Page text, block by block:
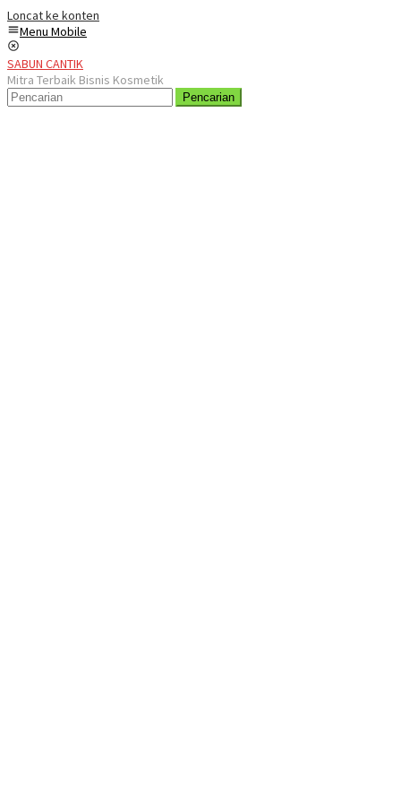
Loncat ke konten
Menu Mobile
SABUN CANTIK
Mitra Terbaik Bisnis Kosmetik
Pencarian